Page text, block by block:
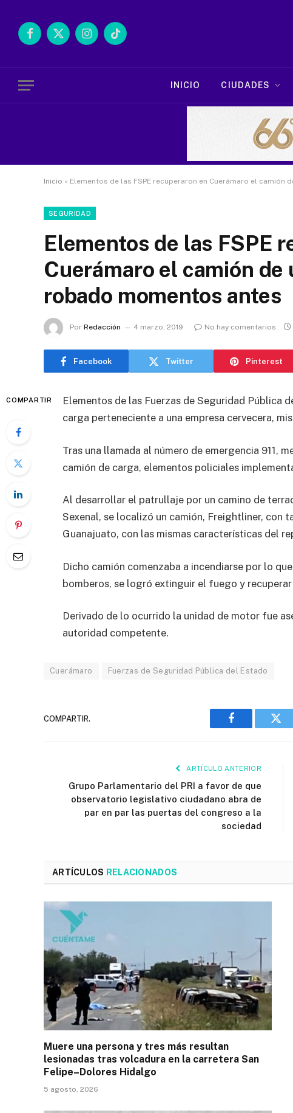
Facebook
X
InstagramTikTok
INICIO CIUDADES
Inicio » Elementos de las FSPE recuperaron en Cuerámaro el
SEGURIDAD
Elementos de las FSPE
Cuerámaro el camión de
robado momentos antes
Por Redacción 4 marzo, 2019 No hay comentarios
Facebook Twitter Pinterest
COMPARTIR
Elementos de las Fuerzas de Seguridad Pública
carga perteneciente a una empresa cervecera,
Tras una llamada al número de emergencia 911,
camión de carga, elementos policiales
Al desarrollar el patrullaje por un camino de
Sexenal, se localizó un camión, Freightliner, con
Guanajuato, con las mismas características del
Dicho camión comenzaba a incendiarse por lo
bomberos, se logró extinguir el fuego y
Derivado de lo ocurrido la unidad de motor fue
autoridad competente.
Cuerámaro Fuerzas de Seguridad Pública del Estado
COMPARTIR.
Facebook
ARTÍCULO ANTERIOR
Grupo Parlamentario del PRI a favor de que
observatorio legislativo ciudadano abra de
par en par las puertas del congreso a la
sociedad
ARTÍCULOS RELACIONADOS
Muere una persona y tres más resultan
lesionadas tras volcadura en la carretera San
Felipe–Dolores Hidalgo
5 agosto, 2026